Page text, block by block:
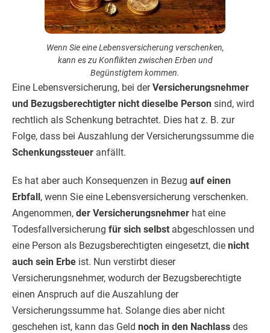
Wenn Sie eine Lebensversicherung verschenken,
kann es zu Konflikten zwischen Erben und
Begünstigtem kommen.
Eine Lebensversicherung, bei derVersicherungsnehmer
und Bezugsberechtigter nicht dieselbe Person sind, wird
rechtlich als Schenkung betrachtet. Dies hat z. B. zur
Folge, dass bei Auszahlung der Versicherungssumme die
Schenkungssteuer anfällt.
Es hat aber auch Konsequenzen in Bezug auf einen
Erbfall, wenn Sie eine Lebensversicherung verschenken.
Angenommen, der Versicherungsnehmer hat eine
Todesfallversicherung für sich selbst abgeschlossen und
eine Person als Bezugsberechtigten eingesetzt, die nicht
auch sein Erbe ist. Nun verstirbt dieser
Versicherungsnehmer, wodurch der Bezugsberechtigte
einen Anspruch auf die Auszahlung der
Versicherungssumme hat. Solange dies aber nicht
geschehen ist, kann das Geld noch in den Nachlass des